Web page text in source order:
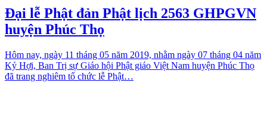
Đại lễ Phật đản Phật lịch 2563 GHPGVN
huyện Phúc Thọ
Hôm nay, ngày 11 tháng 05 năm 2019, nhằm ngày 07 tháng 04 năm
Kỷ Hợi, Ban Trị sự Giáo hội Phật giáo Việt Nam huyện Phúc Thọ
đã trang nghiêm tổ chức lễ Phật…